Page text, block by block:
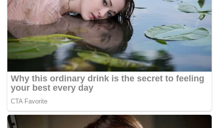
Kementerian Luar Ukraine menggesa semua rakyatnya
meninggalkan Rusia, manakala tentera di Kiev juga
mengumumkan telah memanggil semua anggota
simpanan berumur 18 hingga 60 tahun, bagi tempoh
maksimum setahun.
Masih belum jelas jika tentera Rusia telah menyeberangi
sempadan ke Ukraine.
Bagaimanapun, imej satelit AS memaparkan beberapa